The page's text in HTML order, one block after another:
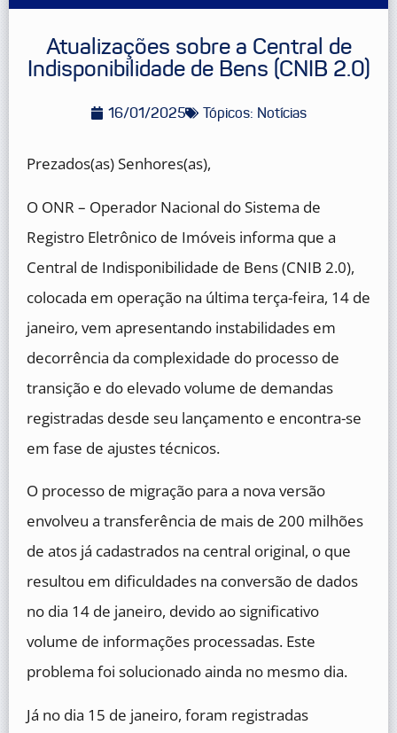
Atualizações sobre a Central de
Indisponibilidade de Bens (CNIB 2.0)
16/01/2025 Tópicos: Notícias
Prezados(as) Senhores(as),
O ONR – Operador Nacional do Sistema de
Registro Eletrônico de Imóveis informa que a
Central de Indisponibilidade de Bens (CNIB 2.0),
colocada em operação na última terça-feira, 14 de
janeiro, vem apresentando instabilidades em
decorrência da complexidade do processo de
transição e do elevado volume de demandas
registradas desde seu lançamento e encontra-se
em fase de ajustes técnicos.
O processo de migração para a nova versão
envolveu a transferência de mais de 200 milhões
de atos já cadastrados na central original, o que
resultou em dificuldades na conversão de dados
no dia 14 de janeiro, devido ao significativo
volume de informações processadas. Este
problema foi solucionado ainda no mesmo dia.
Já no dia 15 de janeiro, foram registradas